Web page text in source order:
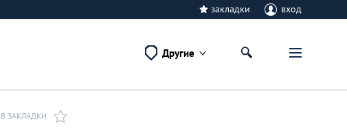
закладки вход
Другие
В ЗАКЛАДКИ